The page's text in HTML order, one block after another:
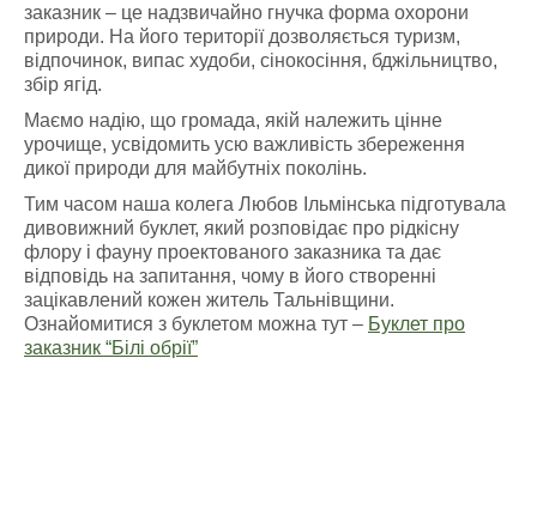
заказник ‒ це надзвичайно гнучка форма охорони
природи. На його території дозволяється туризм,
відпочинок, випас худоби, сінокосіння, бджільництво,
збір ягід.
Маємо надію, що громада, якій належить цінне
урочище, усвідомить усю важливість збереження
дикої природи для майбутніх поколінь.
Тим часом наша колега Любов Ільмінська підготувала
дивовижний буклет, який розповідає про рідкісну
флору і фауну проектованого заказника та дає
відповідь на запитання, чому в його створенні
зацікавлений кожен житель Тальнівщини.
Ознайомитися з буклетом можна тут – Буклет про
заказник “Білі обрії”